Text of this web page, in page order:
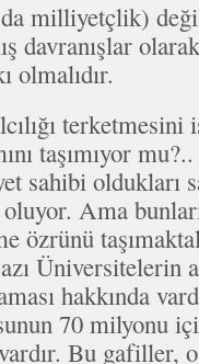
da milliyetçlik)
davranışlar
olmalıdır.
taşımıyor
sahibi oldukları
Ama
özrünü
Üniversitelerin
hakkında
70 milyonu
Bu gafiller,